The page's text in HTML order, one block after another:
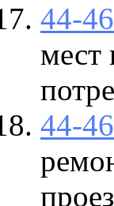
44-
мест
44-